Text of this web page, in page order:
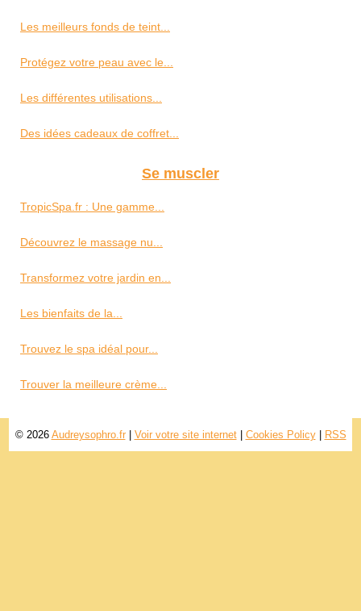
Les meilleurs fonds de teint...
Protégez votre peau avec le...
Les différentes utilisations...
Des idées cadeaux de coffret...
Se muscler
TropicSpa.fr : Une gamme...
Découvrez le massage nu...
Transformez votre jardin en...
Les bienfaits de la...
Trouvez le spa idéal pour...
Trouver la meilleure crème...
© 2026 Audreysophro.fr| Voir votre site internet| Cookies Policy| RSS